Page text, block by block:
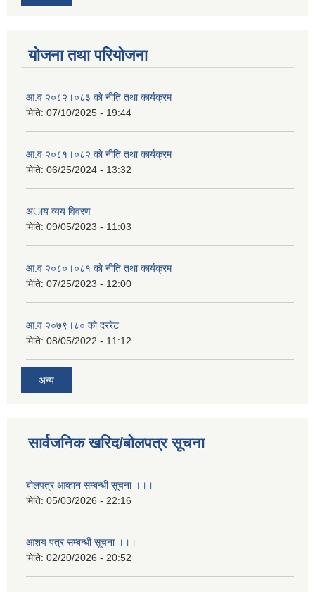
योजना तथा परियोजना
आ.व २०८२।०८३ काे नीति तथा कार्यक्रम
मिति: 07/10/2025 - 19:44
आ.व २०८१।०८२ काे नीति तथा कार्यक्रम
मिति: 06/25/2024 - 13:32
अाय व्यय विवरण
मिति: 09/05/2023 - 11:03
आ.व २०८०।०८१ काे नीति तथा कार्यक्रम
मिति: 07/25/2023 - 12:00
आ.व २०७९।८० काे दररेट
मिति: 08/05/2022 - 11:12
अन्य
सार्वजनिक खरिद/बोलपत्र सूचना
बोलपत्र आव्हान सम्बन्धी सूचना ।।।
मिति: 05/03/2026 - 22:16
आशय पत्र सम्बन्धी सूचना ।।।
मिति: 02/20/2026 - 20:52